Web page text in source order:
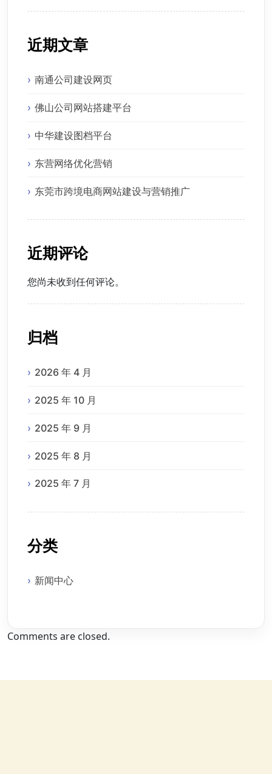
近期文章
南通公司建设网页
佛山公司网站搭建平台
中华建设图档平台
东营网络优化营销
东莞市跨境电商网站建设与营销推广
近期评论
您尚未收到任何评论。
归档
2026 年 4 月
2025 年 10 月
2025 年 9 月
2025 年 8 月
2025 年 7 月
分类
新闻中心
Comments are closed.